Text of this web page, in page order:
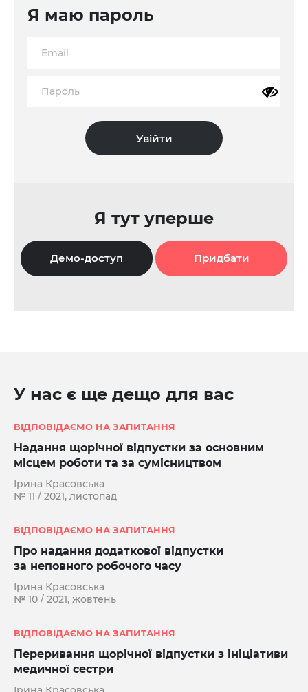
Я маю пароль
Я тут уперше
Демо-доступ Придбати
У нас є ще дещо для вас
ВІДПОВІДАЄМО НА ЗАПИТАННЯ
Надання щорічної відпустки за основним
місцем роботи та за сумісництвом
Ірина Красовська
№ 11 / 2021, листопад
ВІДПОВІДАЄМО НА ЗАПИТАННЯ
Про надання додаткової відпустки
за неповного робочого часу
Ірина Красовська
№ 10 / 2021, жовтень
ВІДПОВІДАЄМО НА ЗАПИТАННЯ
Переривання щорічної відпустки з ініціативи
медичної сестри